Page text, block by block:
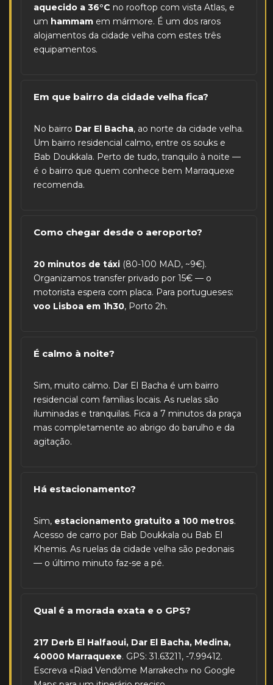
aquecido a 36°C no rooftop com vista Atlas, e
um hammam em mármore. É um dos raros
alojamentos da cidade velha com estes três
equipamentos.
Em que bairro da cidade velha fica?
No bairro Dar El Bacha, ao norte da cidade velha.
Um bairro residencial calmo, entre os souks e
Bab Doukkala. Perto de tudo, tranquilo à noite —
é o bairro que quem conhece bem Marraquexe
recomenda.
Como chegar desde o aeroporto?
20 minutos de táxi (80-100 MAD, ~9€).
Organizamos transfer privado por 15€ — o
motorista espera com placa. Para portugueses:
voo Lisboa em 1h30, Porto 2h.
É calmo à noite?
Sim, muito calmo. Dar El Bacha é um bairro
residencial com famílias locais. As ruelas são
iluminadas e tranquilas. Fica a 7 minutos da praça
mas completamente ao abrigo do barulho e da
agitação.
Há estacionamento?
Sim, estacionamento gratuito a 100 metros.
Acesso de carro por Bab Doukkala ou Bab El
Khemis. As ruelas da cidade velha são pedonais
— o último minuto faz-se a pé.
Qual é a morada exata e o GPS?
217 Derb El Halfaoui, Dar El Bacha, Medina,
40000 Marraquexe. GPS: 31.63211, -7.99412.
Escreva «Riad Vendôme Marrakech» no Google